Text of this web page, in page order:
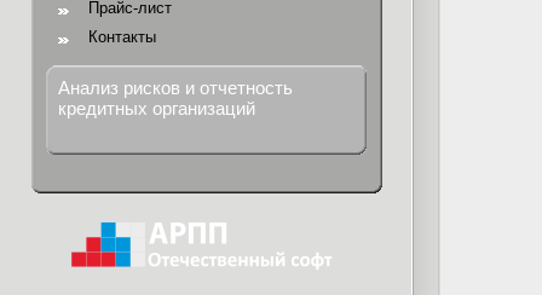
Прайс-лист
Контакты
Анализ рисков и отчетность
кредитных организаций